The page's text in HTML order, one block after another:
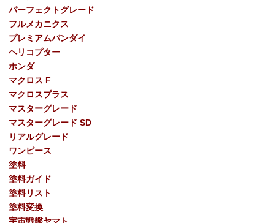
パーフェクトグレード
フルメカニクス
プレミアムバンダイ
ヘリコプター
ホンダ
マクロス F
マクロスプラス
マスターグレード
マスターグレード SD
リアルグレード
ワンピース
塗料
塗料ガイド
塗料リスト
塗料変換
宇宙戦艦ヤマト